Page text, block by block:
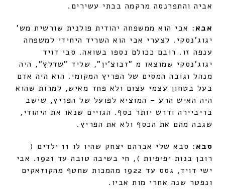
אביה והתפרנסה מרקמה בבתי עשירים.
אבא: אבי הוא ממשפחה יהודית פולנית שורשית מש'
יגוג'נסקי. לצערי אבי הוא השריד היחידי למשפחה
ענפה זו. רובם ככולם נספו בשואה. סבי דויד
יגוג'נסקי שמוצאו מ "זבוצ'ין", שליד "שדלץ", היה
מנהל וגובה המסים של הפריץ המקומי. הוא היה אדם
בעל בטחון עצמי עצום ולא פחד מאיש, למרות שהוא
היה האיש הרע – המוציא לפועל של הפריץ, שישב
בריביירה ודרש יותר כסף. הגויים שנאו את היהודי,
שגבה מהם את הכסף ולא את הפריץ.
סבא
: סבא שלי אברהם יצחק שהיו לו 11 ילדים (
רובן בנות יפיפיות ), חי בשיבה טובה עד 1921. אבי
ישי דויד, גסס עד 1922 מהמכות שחטף מהקוזאקים
ונפטר שנה אחרי מות אביו.